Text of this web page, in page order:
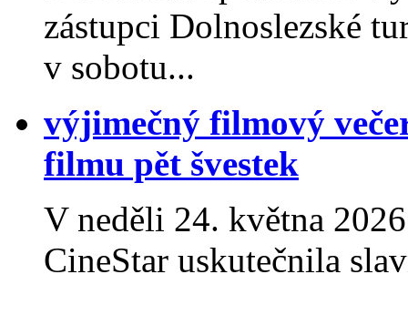
zástupci Dolnoslezské
v sobotu...
výjimečný filmový
filmu pět švestek
V neděli 24. května
CineStar uskutečnila